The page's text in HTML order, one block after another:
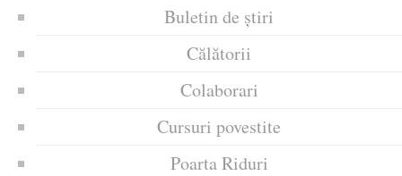
Buletin de știri
Călătorii
Colaborari
Cursuri povestite
Poarta Riduri